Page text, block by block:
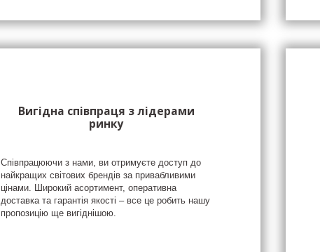
Вигідна співпраця з лідерами
ринку
Співпрацюючи з нами, ви отримуєте доступ до
найкращих світових брендів за привабливими
цінами. Широкий асортимент, оперативна
доставка та гарантія якості – все це робить нашу
пропозицію ще вигіднішою.